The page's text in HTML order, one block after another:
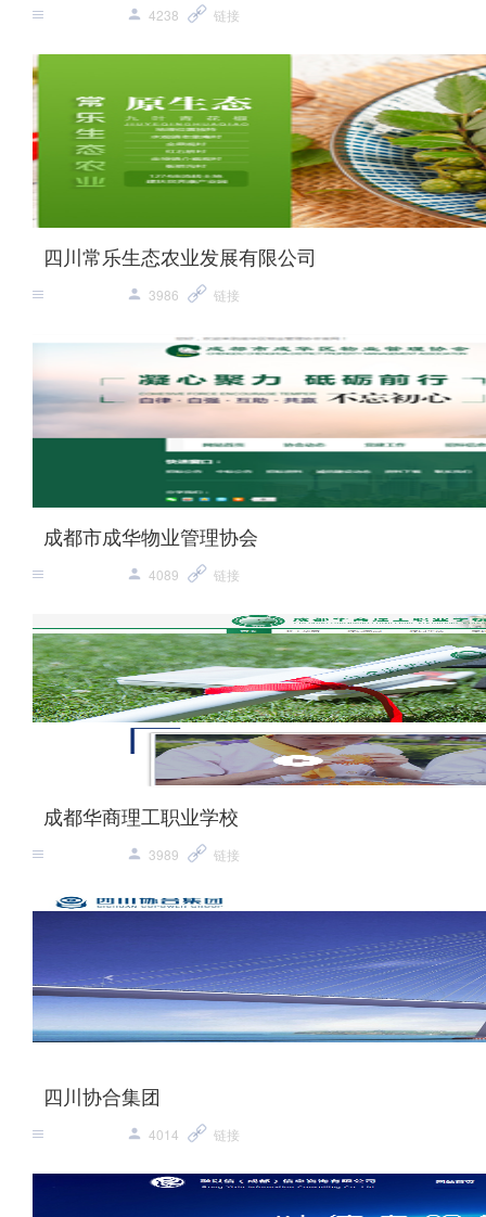
4238 链接
四川常乐生态农业发展有限公司
3986 链接
成都市成华物业管理协会
4089 链接
成都华商理工职业学校
3989 链接
四川协合集团
4014 链接